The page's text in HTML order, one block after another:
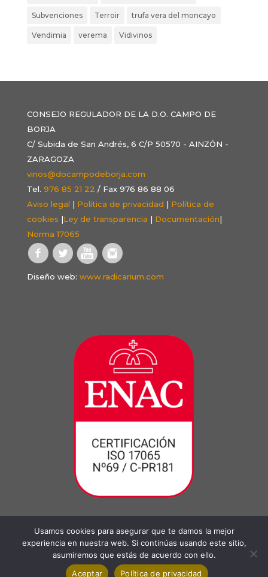
Subvenciones Terroir trufa vera del moncayo
Vendimia verema Vidivinos
CONSEJO REGULADOR DE LA D.O. CAMPO DE
BORJA
C/ Subida de San Andrés, 6 C/P 50570 - AINZÓN -
ZARAGOZA
vinos@docampodeborja.com
Tel. 976 85 21 22 / Fax 976 86 88 06
Aviso legal | Política de privacidad | Política de
cookies |Ley de transparencia | Documentación|
Norma 17065
Diseño web: www.radicarium.com
Usamos cookies para asegurar que te damos la mejor
experiencia en nuestra web. Si continúas usando este sitio,
asumiremos que estás de acuerdo con ello.
Aceptar
Política de privacidad